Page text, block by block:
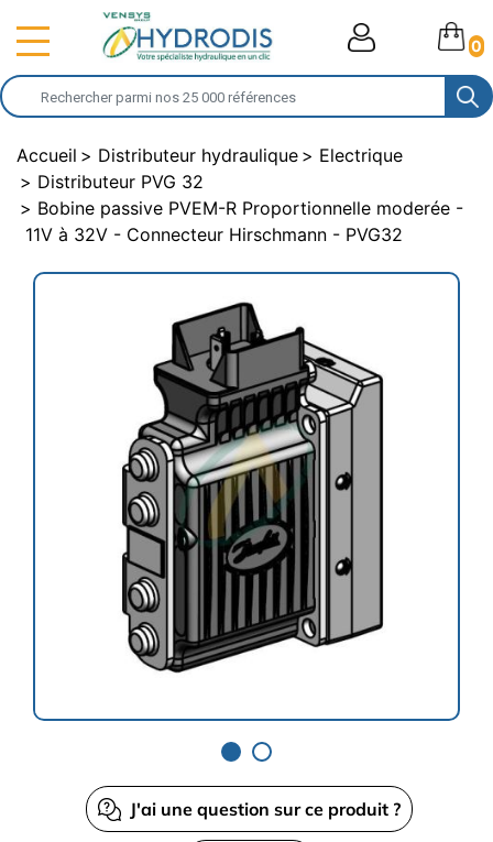
0
Accueil Distributeur hydraulique
Electrique
Distributeur PVG 32
Bobine passive PVEM-R Proportionnelle moderée -
11V à 32V - Connecteur Hirschmann - PVG32
J'ai une question sur ce produit ?